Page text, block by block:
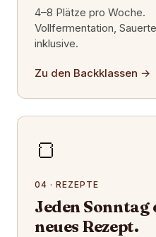
4–8 Plätze pro Woche.
Vollfermentation,
inklusive.
Zu den Backklassen →
🍞
04 · REZEPTE
Jeden Sonntag
neues Rezept.